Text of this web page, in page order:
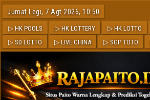
Jumat Legi, 7 Agt 2026, 10:50
▷ HK POOLS ▷ HK LOTTERY ▷ HK LOTTO
▷ SD LOTTO
▷ LIVE CHINA ▷ SGP TOTO